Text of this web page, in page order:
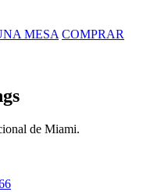
MESA COMPRAR
de Miami.